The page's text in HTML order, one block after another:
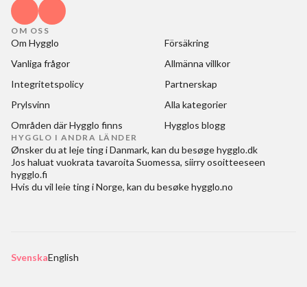
OM OSS
Om Hygglo
Försäkring
Vanliga frågor
Allmänna villkor
Integritetspolicy
Partnerskap
Prylsvinn
Alla kategorier
Områden där Hygglo finns
Hygglos blogg
HYGGLO I ANDRA LÄNDER
Ønsker du at leje ting i Danmark, kan du besøgehygglo.dk
Jos haluat vuokrata tavaroita Suomessa, siirry osoitteeseen
hygglo.fi
Hvis du vil leie ting i Norge, kan du besøkehygglo.no
SvenskaEnglish